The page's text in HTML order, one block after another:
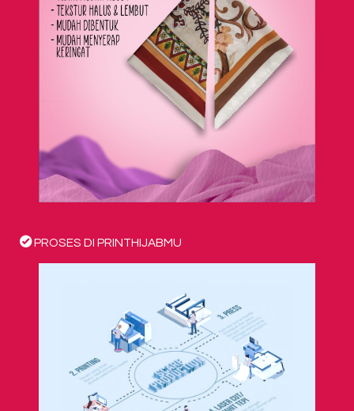
PROSES DI PRINTHIJABMU